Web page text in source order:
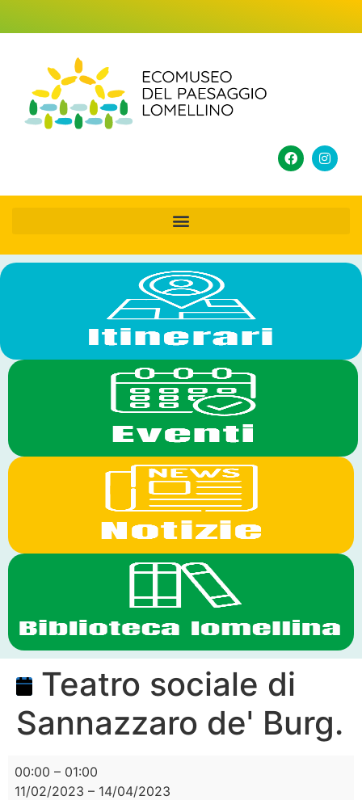
Teatro sociale di
Sannazzaro de' Burg.
00:00 – 01:00
11/02/2023 – 14/04/2023